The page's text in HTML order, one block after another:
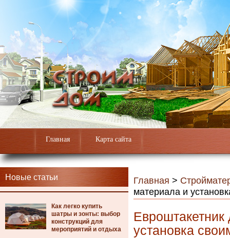
Главная Карта сайта
Новые статьи
Как легко купить
шатры и зонты: выбор
конструкций для
мероприятий и отдыха
Главная >
материала и
установка